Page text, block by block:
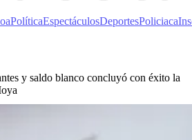
PolíticaEspectáculosDeportesPoliciaca
y saldo blanco concluyó con éxito la